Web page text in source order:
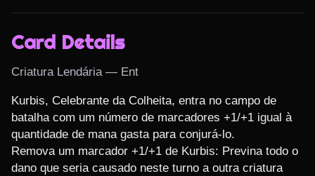
Card Details
Criatura Lendária — Ent
Kurbis, Celebrante da Colheita, entra no campo de
batalha com um número de marcadores +1/+1 igual à
quantidade de mana gasta para conjurá-lo.
Remova um marcador +1/+1 de Kurbis: Previna todo o
dano que seria causado neste turno a outra criatura